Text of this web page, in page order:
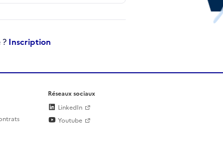
Inscription
Réseaux sociaux
LinkedIn
Youtube